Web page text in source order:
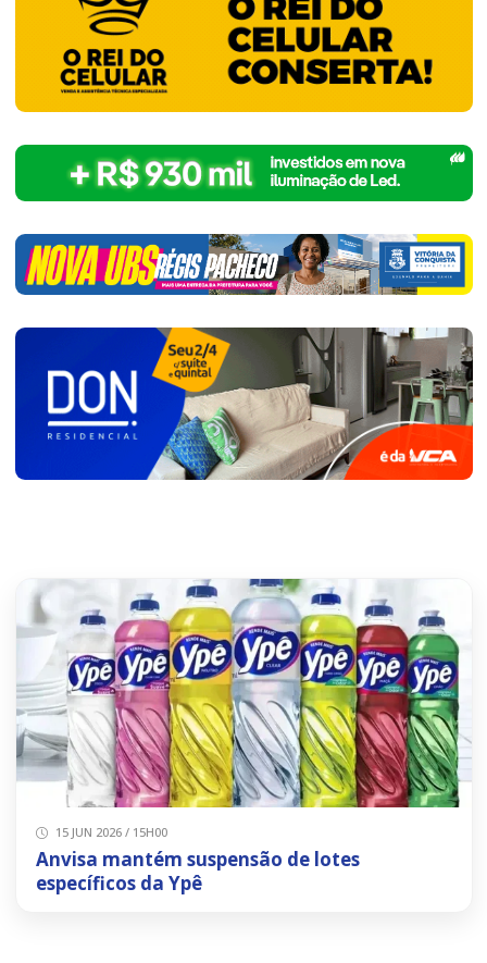
15 JUN 2026 / 15H00
Anvisa mantém suspensão de lotes
específicos da Ypê